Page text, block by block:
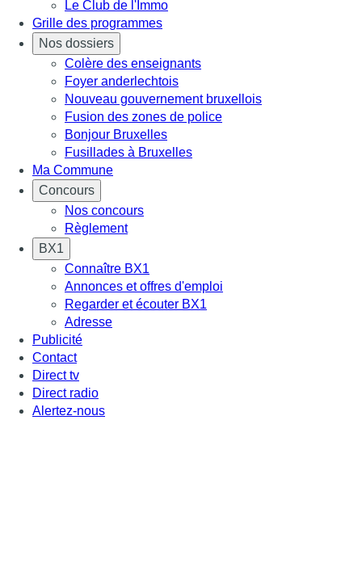
Le Club de l'Immo
Grille des programmes
Nos dossiers
Colère des enseignants
Foyer anderlechtois
Nouveau gouvernement bruxellois
Fusion des zones de police
Bonjour Bruxelles
Fusillades à Bruxelles
Ma Commune
Concours
Nos concours
Règlement
BX1
Connaître BX1
Annonces et offres d'emploi
Regarder et écouter BX1
Adresse
Publicité
Contact
Direct tv
Direct radio
Alertez-nous